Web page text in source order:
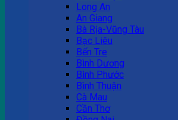
Long An
An Giang
Bà Rịa-Vũng Tàu
Bạc Liêu
Bến Tre
Bình Dương
Bình Phước
Bình Thuận
Cà Mau
Cần Thơ